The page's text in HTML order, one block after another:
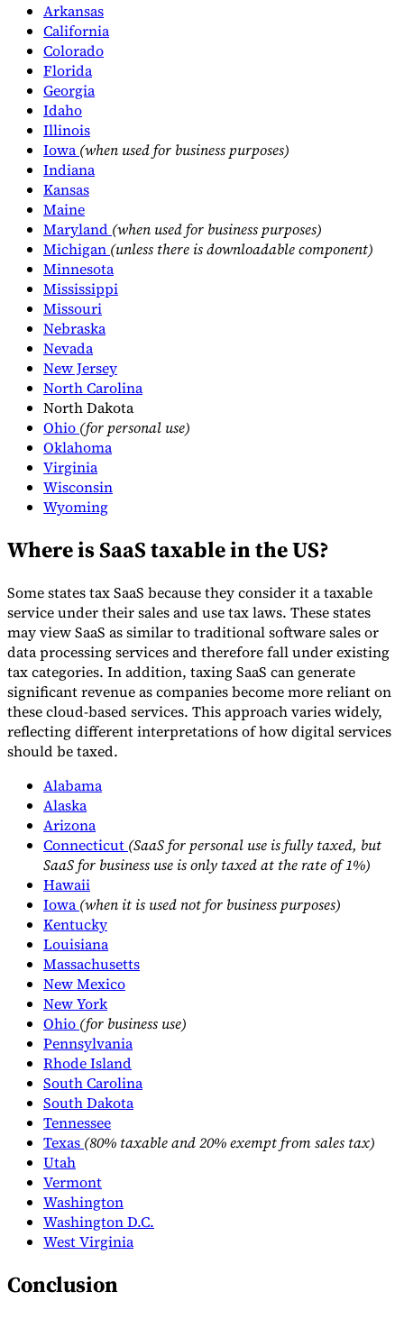
Experts
Nos auteursDevenir contributeur
Arkansas
California
Colorado
Florida
Georgia
Idaho
Illinois
Iowa(when used for business purposes)
Indiana
Kansas
Maine
Maryland (when used for business purposes)
Michigan (unless there is downloadable component)
Minnesota
Mississippi
Missouri
Nebraska
Nevada
New Jersey
North Carolina
North Dakota
Ohio (for personal use)
Oklahoma
Virginia
Wisconsin
Wyoming
Where is SaaS taxable in the US?
Some states tax SaaS because they consider it a taxable
service under their sales and use tax laws. These states
may view SaaS as similar to traditional software sales or
data processing services and therefore fall under existing
tax categories. In addition, taxing SaaS can generate
significant revenue as companies become more reliant on
these cloud-based services. This approach varies widely,
reflecting different interpretations of how digital services
should be taxed.
Alabama
Alaska
Arizona
Connecticut (SaaS for personal use is fully taxed, but
SaaS for business use is only taxed at the rate of 1%)
Hawaii
Iowa(when it is used not for business purposes)
Kentucky
Louisiana
Massachusetts
New Mexico
New York
Ohio (for business use)
Pennsylvania
Rhode Island
South Carolina
South Dakota
Tennessee
Texas (80% taxable and 20% exempt from sales tax)
Utah
Vermont
Washington
Washington D.C.
West Virginia
Conclusion